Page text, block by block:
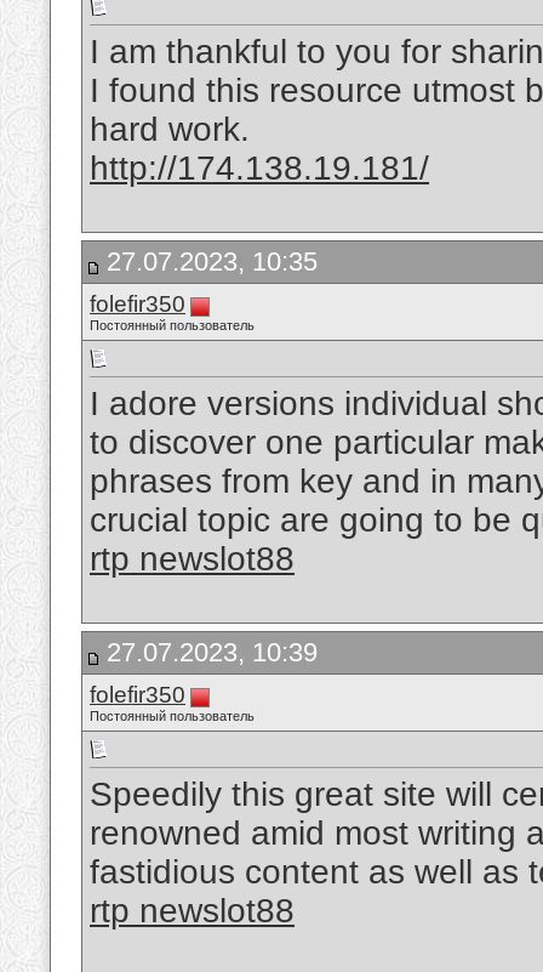
I am thankful to you for
I found this resource utmost
hard work.
http://174.138.19.181/
27.07.2023, 10:35
folefir350
Постоянный пользователь
I adore versions individual
to discover one particular
phrases from key and in
crucial topic are going to be
rtp newslot88
27.07.2023, 10:39
folefir350
Постоянный пользователь
Speedily this great site will
renowned amid most writing
fastidious content as well as
rtp newslot88